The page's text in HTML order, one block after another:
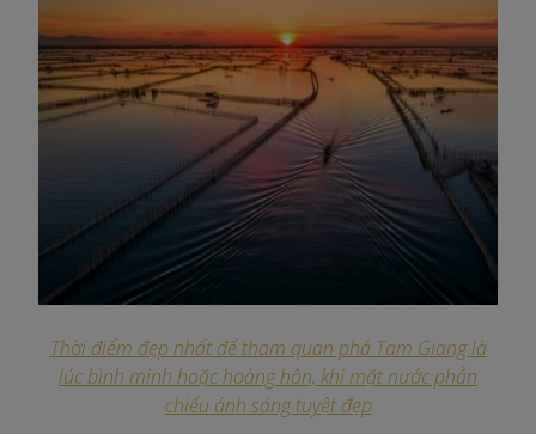
Thời điểm đẹp nhất để tham quan phá Tam Giang là
lúc bình minh hoặc hoàng hôn, khi mặt nước phản
chiếu ánh sáng tuyệt đẹp